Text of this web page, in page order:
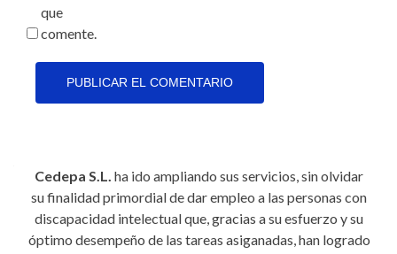
que
comente.
Cedepa S.L. ha ido ampliando sus servicios, sin olvidar
su finalidad primordial de dar empleo a las personas con
discapacidad intelectual que, gracias a su esfuerzo y su
óptimo desempeño de las tareas asiganadas, han logrado